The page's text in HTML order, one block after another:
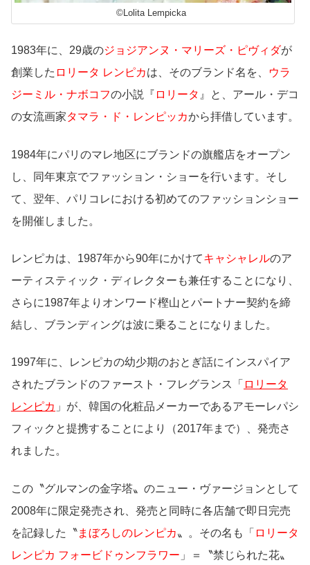
©Lolita Lempicka
1983年に、29歳のジョジアンヌ・マリーズ・ピヴィダが
創業した ロリータ レンピカは、そのブランド名を、
ウラ
ジーミル・ナボコフの小説『 ロリータ 』と、アール・デコ
の女流画家タマラ・ド・レンピッカから拝借しています。
1984年にパリのマレ地区にブランドの旗艦店をオープン
し、同年東京でファッション・ショーを行います。そし
て、翌年、パリコレにおける初めてのファッションショー
を開催しました。
レンピカは、1987年から90年にかけてキャシャレルのア
ーティスティック・ディレクターも兼任することになり、
さらに1987年よりオンワード樫山とパートナー契約を締
結し、ブランディングは波に乗ることになりました。
1997年に、レンピカの幼少期のおとぎ話にインスパイア
されたブランドのファースト・フレグランス「 ロリータ
レンピカ 」が、韓国の化粧品メーカーであるアモーレパシ
フィックと提携することにより（2017年まで）、発売さ
れました。
この〝グルマンの金字塔〟のニュー・ヴァージョンとして
2008年に限定発売され、発売と同時に各店舗で即日完売
を記録した〝まぼろしのレンピカ〟。その名も「 ロリータ
レンピカ フォービドゥンフラワー 」＝〝禁じられた花〟